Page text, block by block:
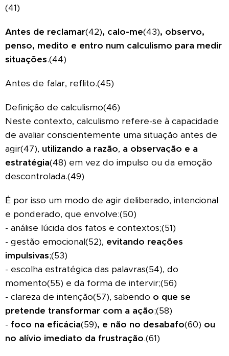
(41)
Antes de reclamar(42), calo-me(43), observo,
penso, medito e entro num calculismo para medir
situações.(44)
Antes de falar, reflito.(45)
Definição de calculismo(46)
Neste contexto, calculismo refere-se à capacidade
de avaliar conscientemente uma situação antes de
agir(47), utilizando a razão, a observação e a
estratégia(48) em vez do impulso ou da emoção
descontrolada.(49)
É por isso um modo de agir deliberado, intencional
e ponderado, que envolve:(50)
- análise lúcida dos fatos e contextos;(51)
- gestão emocional(52), evitando reações
impulsivas;(53)
- escolha estratégica das palavras(54), do
momento(55) e da forma de intervir;(56)
- clareza de intenção(57), sabendo o que se
pretende transformar com a ação;(58)
- foco na eficácia(59), e não no desabafo(60) ou
no alívio imediato da frustração.(61)